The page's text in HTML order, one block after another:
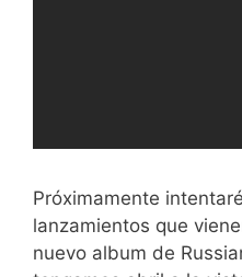
Próximamente
lanzamientos que
nuevo album de